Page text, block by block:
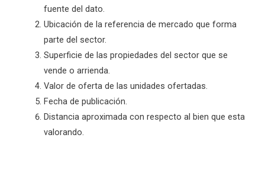
fuente del dato.
Ubicación de la referencia de mercado que forma
parte del sector.
Superficie de las propiedades del sector que se
vende o arrienda.
Valor de oferta de las unidades ofertadas.
Fecha de publicación.
Distancia aproximada con respecto al bien que esta
valorando.